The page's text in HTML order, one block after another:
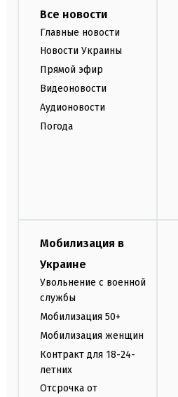
Все новости
Главные новости
Новости Украины
Прямой эфир
Видеоновости
Аудионовости
Погода
Мобилизация в
Украине
Увольнение с военной
службы
Мобилизация 50+
Мобилизация женщин
Контракт для 18-24-
летних
Отсрочка от